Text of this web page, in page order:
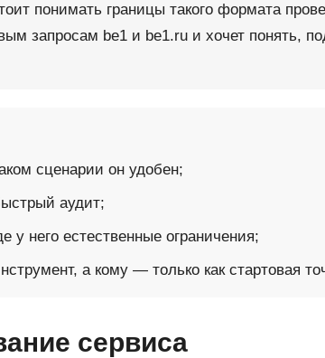
понимать границы такого формата
запросам be1 и be1.ru и хочет понять,
сценарии он удобен;
аудит;
у него естественные ограничения;
а кому — только как стартовая
сервиса